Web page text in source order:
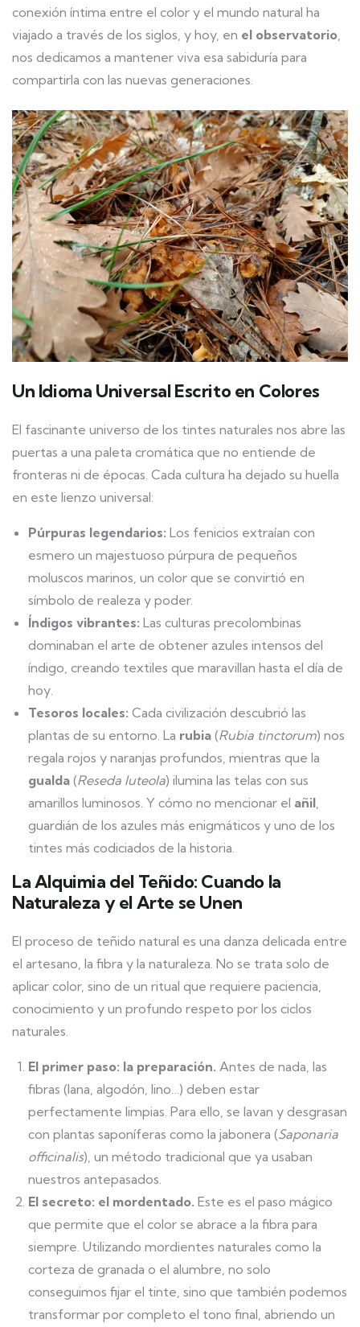
conexión íntima entre el color y el mundo natural ha
viajado a través de los siglos, y hoy, en el observatorio
nos dedicamos a mantener viva esa sabiduría para
compartirla con las nuevas generaciones.
Un Idioma Universal Escrito en Colores
El fascinante universo de los tintes naturales nos abre las
puertas a una paleta cromática que no entiende de
fronteras ni de épocas. Cada cultura ha dejado su huella
en este lienzo universal:
Púrpuras legendarios: Los fenicios extraían con
esmero un majestuoso púrpura de pequeños
moluscos marinos, un color que se convirtió en
símbolo de realeza y poder.
Índigos vibrantes: Las culturas precolombinas
dominaban el arte de obtener azules intensos del
índigo, creando textiles que maravillan hasta el día de
hoy.
Tesoros locales: Cada civilización descubrió las
plantas de su entorno. La rubia (Rubia tinctorum) nos
regala rojos y naranjas profundos, mientras que la
gualda (Reseda luteola) ilumina las telas con sus
amarillos luminosos. Y cómo no mencionar el añil,
guardián de los azules más enigmáticos y uno de los
tintes más codiciados de la historia.
La Alquimia del Teñido: Cuando la
Naturaleza y el Arte se Unen
El proceso de teñido natural es una danza delicada entre
el artesano, la fibra y la naturaleza. No se trata solo de
aplicar color, sino de un ritual que requiere paciencia,
conocimiento y un profundo respeto por los ciclos
naturales.
El primer paso: la preparación. Antes de nada, las
fibras (lana, algodón, lino…) deben estar
perfectamente limpias. Para ello, se lavan y desgrasan
con plantas saponíferas como la jabonera (Saponaria
officinalis), un método tradicional que ya usaban
nuestros antepasados.
El secreto: el mordentado. Este es el paso mágico
que permite que el color se abrace a la fibra para
siempre. Utilizando mordientes naturales como la
corteza de granada o el alumbre, no solo
conseguimos fijar el tinte, sino que también podemos
transformar por completo el tono final, abriendo un